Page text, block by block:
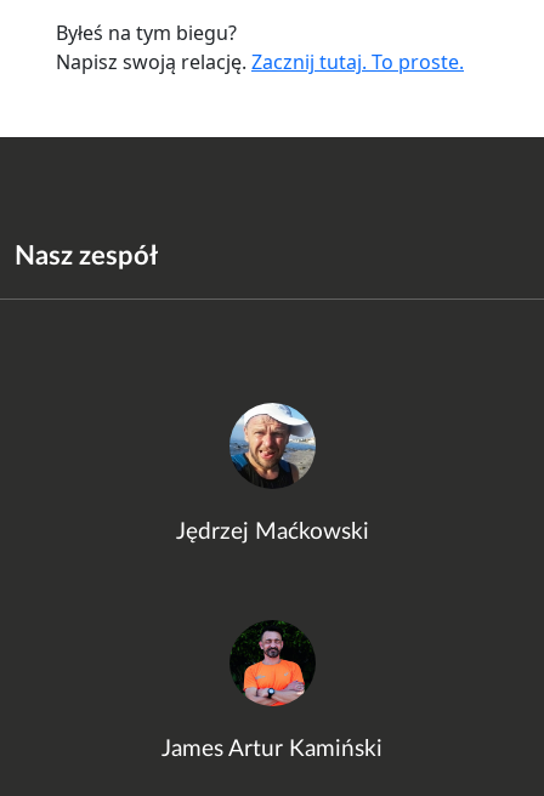
Byłeś na tym biegu?
Napisz swoją relację. Zacznij tutaj. To proste.
Nasz zespół
Jędrzej Maćkowski
James Artur Kamiński